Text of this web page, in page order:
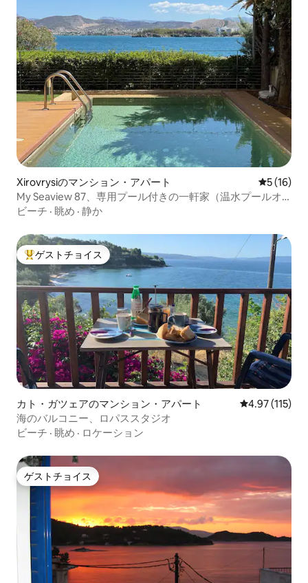
Xirovrysiのマンション・アパート レビュー
5 (16)
My Seaview 87、専用プール付きの一軒家（温水プールオ
プション）
ビーチ · 眺め · 静か
大好評のゲストチョイスです。
ゲストチョイス
カト・ガツェアのマンション・アパート レビュー115
4.97 (115)
海のバルコニー、ロパススタジオ
ビーチ · 眺め · ロケーション
ゲストチョイス
ゲストチョイス